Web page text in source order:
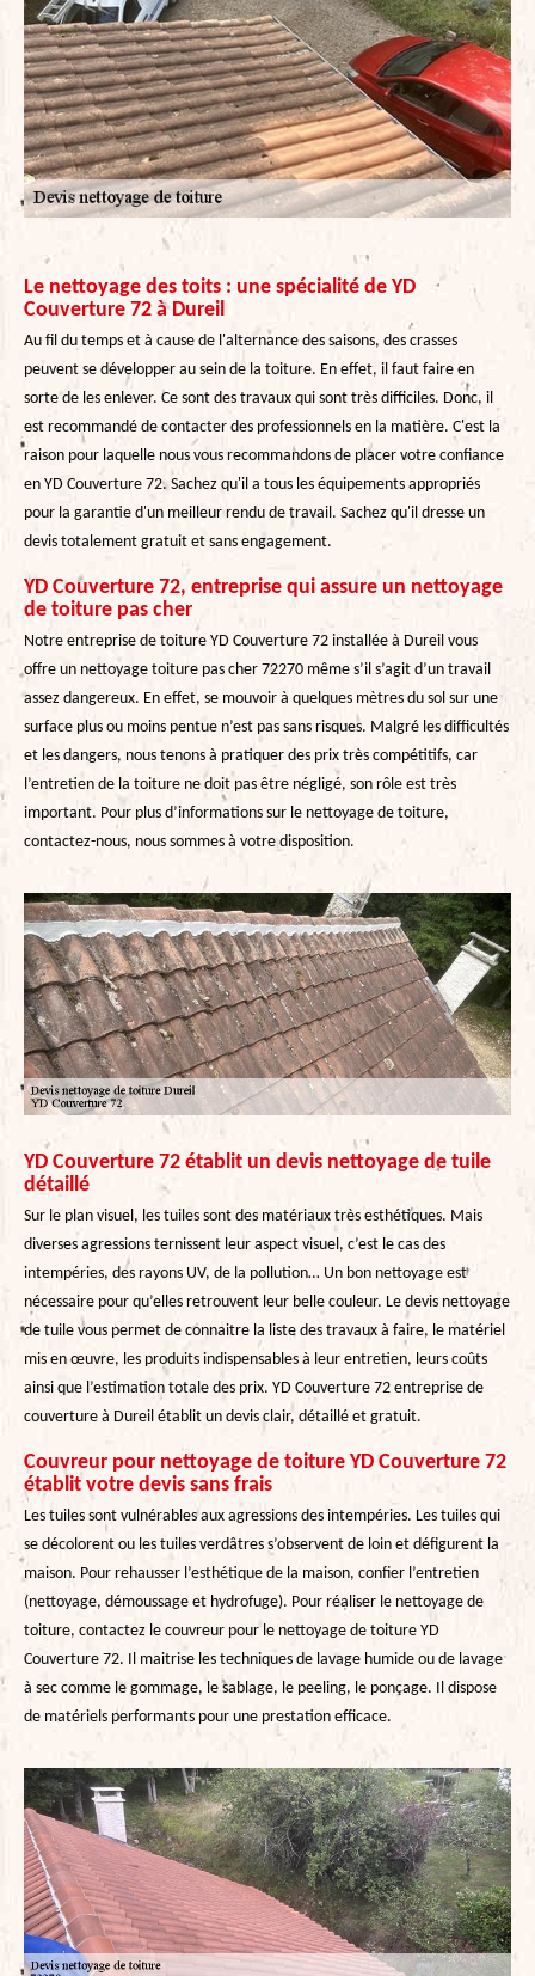
Le nettoyage des toits : une spécialité de YD
Couverture 72 à Dureil
Au fil du temps et à cause de l'alternance des saisons, des crasses
peuvent se développer au sein de la toiture. En effet, il faut faire en
sorte de les enlever. Ce sont des travaux qui sont très difficiles. Donc, il
est recommandé de contacter des professionnels en la matière. C'est la
raison pour laquelle nous vous recommandons de placer votre confiance
en YD Couverture 72. Sachez qu'il a tous les équipements appropriés
pour la garantie d'un meilleur rendu de travail. Sachez qu'il dresse un
devis totalement gratuit et sans engagement.
YD Couverture 72, entreprise qui assure un nettoyage
de toiture pas cher
Notre entreprise de toiture YD Couverture 72 installée à Dureil vous
offre un nettoyage toiture pas cher 72270 même s’il s’agit d’un travail
assez dangereux. En effet, se mouvoir à quelques mètres du sol sur une
surface plus ou moins pentue n’est pas sans risques. Malgré les difficultés
et les dangers, nous tenons à pratiquer des prix très compétitifs, car
l’entretien de la toiture ne doit pas être négligé, son rôle est très
important. Pour plus d’informations sur le nettoyage de toiture,
contactez-nous, nous sommes à votre disposition.
YD Couverture 72 établit un devis nettoyage de tuile
détaillé
Sur le plan visuel, les tuiles sont des matériaux très esthétiques. Mais
diverses agressions ternissent leur aspect visuel, c’est le cas des
intempéries, des rayons UV, de la pollution… Un bon nettoyage est
nécessaire pour qu’elles retrouvent leur belle couleur. Le devis nettoyage
de tuile vous permet de connaitre la liste des travaux à faire, le matériel
mis en œuvre, les produits indispensables à leur entretien, leurs coûts
ainsi que l’estimation totale des prix. YD Couverture 72 entreprise de
couverture à Dureil établit un devis clair, détaillé et gratuit.
Couvreur pour nettoyage de toiture YD Couverture 72
établit votre devis sans frais
Les tuiles sont vulnérables aux agressions des intempéries. Les tuiles qui
se décolorent ou les tuiles verdâtres s’observent de loin et défigurent la
maison. Pour rehausser l’esthétique de la maison, confier l’entretien
(nettoyage, démoussage et hydrofuge). Pour réaliser le nettoyage de
toiture, contactez le couvreur pour le nettoyage de toiture YD
Couverture 72. Il maitrise les techniques de lavage humide ou de lavage
à sec comme le gommage, le sablage, le peeling, le ponçage. Il dispose
de matériels performants pour une prestation efficace.